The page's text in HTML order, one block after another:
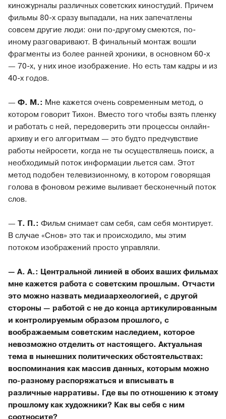
киножурналы различных советских киностудий. Причем
фильмы 80-х сразу выпадали, на них запечатлены
совсем другие люди: они по-другому смеются, по-
иному разговаривают. В финальный монтаж вошли
фрагменты из более ранней хроники, в основном 60-х
— 70-х, у них иное изображение. Но есть там кадры и из
40-х годов.
— Ф. М.: Мне кажется очень современным метод, о
котором говорит Тихон. Вместо того чтобы взять пленку
и работать с ней, передоверить эти процессы онлайн-
архиву и его алгоритмам — это будто предчувствие
работы нейросети, когда не ты осуществляешь поиск, а
необходимый поток информации льется сам. Этот
метод подобен телевизионному, в котором говорящая
голова в фоновом режиме выливает бесконечный поток
слов.
— Т. П.: Фильм снимает сам себя, сам себя монтирует.
В случае «Снов» это так и происходило, мы этим
потоком изображений просто управляли.
— А. А.: Центральной линией в обоих ваших фильмах
мне кажется работа с советским прошлым. Отчасти
это можно назвать медиаархеологией, с другой
стороны — работой с не до конца артикулированным
и контролируемым образом прошлого, с
воображаемым советским наследием, которое
невозможно отделить от настоящего. Актуальная
тема в нынешних политических обстоятельствах:
воспоминания как массив данных, которым можно
по-разному распоряжаться и вписывать в
различные нарративы. Где вы по отношению к этому
прошлому как художники? Как вы себя с ним